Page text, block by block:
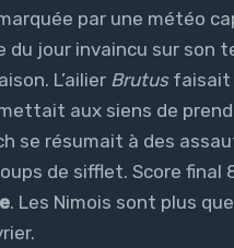
par une météo
du jour invaincu sur son
L’ailier Brutusfaisait
aux siens de
se résumait à des
de sifflet. Score final
. Les Nimois sont plus